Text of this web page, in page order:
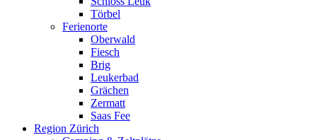
Törbel
Ferienorte
Oberwald
Fiesch
Brig
Leukerbad
Grächen
Zermatt
Saas Fee
Region Zürich